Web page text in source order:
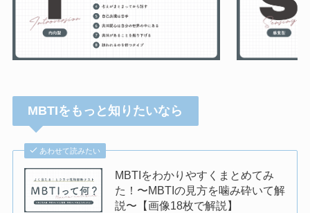
MBTIをもっと知りたいなら
あわせて読みたい
MBTIをわかりやすくまとめてみ
た！〜MBTIの見方を噛み砕いて解
説〜【画像18枚で解説】